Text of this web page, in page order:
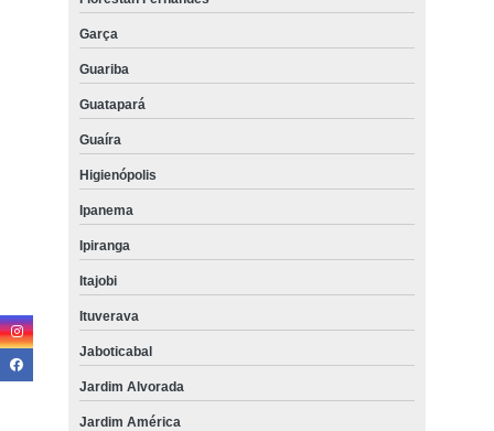
Garça
Guariba
Guatapará
Guaíra
Higienópolis
Ipanema
Ipiranga
Itajobi
Ituverava
Jaboticabal
Jardim Alvorada
Jardim América